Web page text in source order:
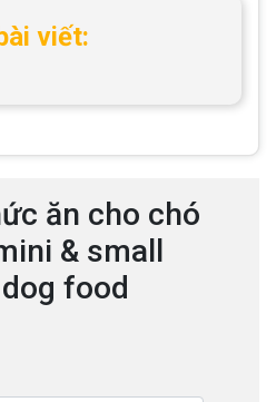
viết:
ăn cho chó
& small
food